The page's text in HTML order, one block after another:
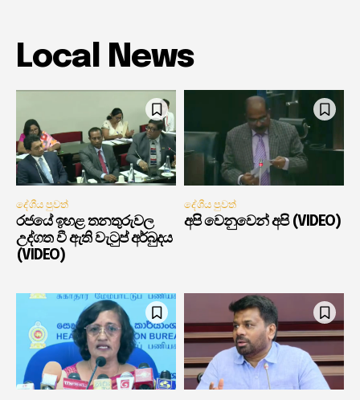
Local News
දේශීය පුවත්
රජයේ ඉහළ තනතුරුවල
උද්ගත වී ඇති වැටුප් අර්බුදය
(VIDEO)
දේශීය පුවත්
අපි වෙනුවෙන් අපි (VIDEO)